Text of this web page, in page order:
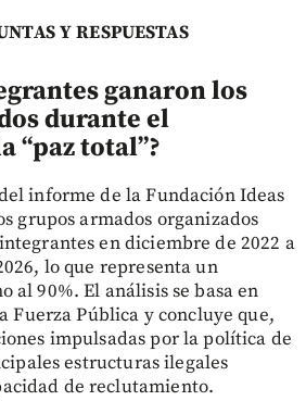
Y RESPUESTAS
ganaron los
durante el
“paz total”?
informe de la Fundación Ideas
grupos armados organizados
en diciembre de 2022 a
lo que representa un
al 90%. El análisis se basa en
Fuerza Pública y concluye que,
impulsadas por la política de
estructuras ilegales
de reclutamiento.